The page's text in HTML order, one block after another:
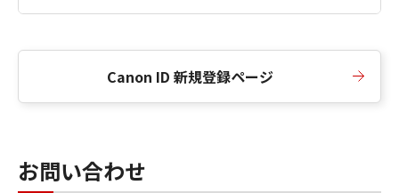
Canon ID 新規登録ページ
お問い合わせ